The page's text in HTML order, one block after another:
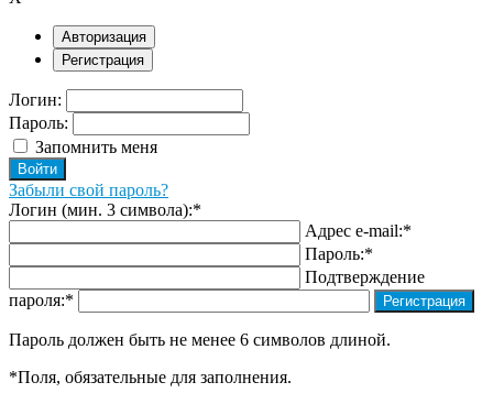
Авторизация
Регистрация
Логин:
Пароль:
Запомнить меня
Забыли свой пароль?
Логин (мин. 3 символа):*
Адрес e-mail:*
Пароль:*
Подтверждение
пароля:*
Пароль должен быть не менее 6 символов длиной.
*Поля, обязательные для заполнения.